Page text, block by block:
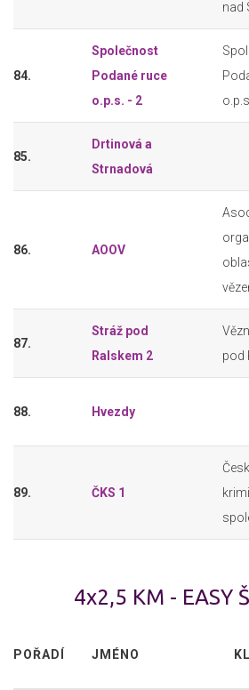
nad
84.
Společnost
Podané ruce
o.p.s. - 2
o.p.s.
85.
Drtinová a
Strnadová
86. AOOV
87.
Stráž pod
Ralskem 2
pod
88. Hvezdy
89. ČKS 1
4x2,5 KM - EASY
POŘADÍ JMÉNO